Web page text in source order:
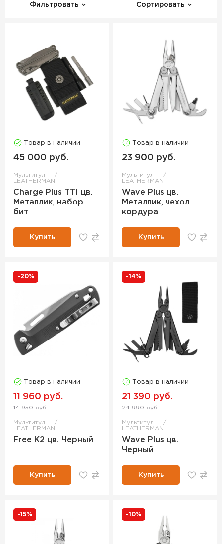
Фильтровать Сортировать
Товар в наличии
45 000 руб.
Мультитул
LEATHERMAN
Charge Plus TTI цв.
Металлик, набор
бит
Купить
Товар в наличии
23 900 руб.
Мультитул
LEATHERMAN
Wave Plus цв.
Металлик, чехол
кордура
Купить
-20%
Товар в наличии
11 960 руб.
14 950 руб.
Мультитул
LEATHERMAN
Free K2 цв. Черный
Купить
-14%
Товар в наличии
21 390 руб.
24 990 руб.
Мультитул
LEATHERMAN
Wave Plus цв.
Черный
Купить
-15% -10%